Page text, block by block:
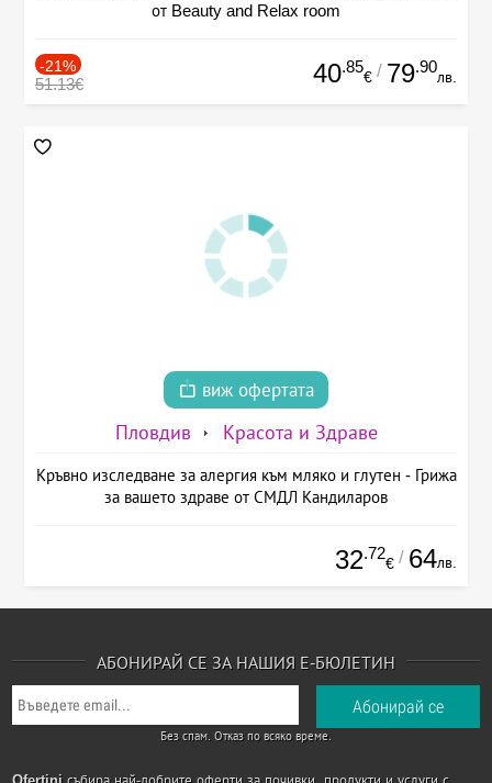
от Beauty and Relax room
-21%
51.13€ 40.85
€ / 79.90
лв.
виж офертата
Пловдив Красота и Здраве
Кръвно изследване за алергия към мляко и глутен - Грижа
за вашето здраве от СМДЛ Кандиларов
32.72
€ / 64лв.
АБОНИРАЙ СЕ ЗА НАШИЯ Е-БЮЛЕТИН
Без спам. Отказ по всяко време.